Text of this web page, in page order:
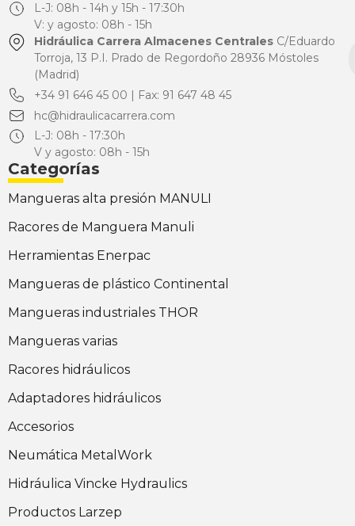
L-J: 08h - 14h y 15h - 17:30h
V: y agosto: 08h - 15h
Hidráulica Carrera Almacenes CentralesC/Eduardo
Torroja, 13 P.I. Prado de Regordoño 28936 Móstoles
(Madrid)
+34 91 646 45 00 | Fax: 91 647 48 45
hc@hidraulicacarrera.com
L-J: 08h - 17:30h
V y agosto: 08h - 15h
Categorías
Mangueras alta presión MANULI
Racores de Manguera Manuli
Herramientas Enerpac
Mangueras de plástico Continental
Mangueras industriales THOR
Mangueras varias
Racores hidráulicos
Adaptadores hidráulicos
Accesorios
Neumática MetalWork
Hidráulica Vincke Hydraulics
Productos Larzep